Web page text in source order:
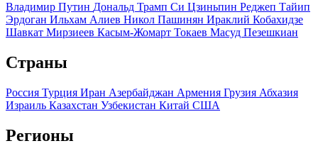
Владимир Путин Дональд Трамп Си Цзиньпин Реджеп Тайип
Эрдоган Ильхам Алиев Никол Пашинян Ираклий Кобахидзе
Шавкат Мирзиеев Касым-Жомарт Токаев Масуд Пезешкиан
Страны
Россия Турция Иран Азербайджан Армения Грузия Абхазия
Израиль Казахстан Узбекистан Китай США
Регионы